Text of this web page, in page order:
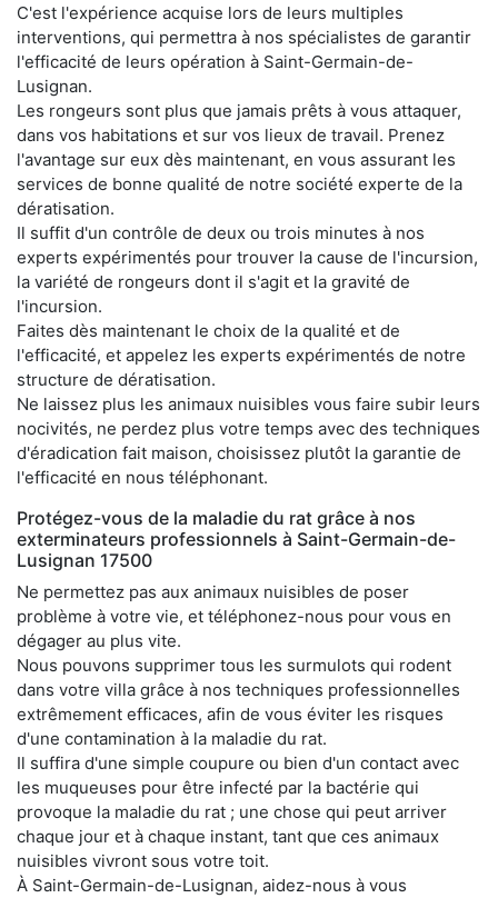
C'est l'expérience acquise lors de leurs multiples
interventions, qui permettra à nos spécialistes de garantir
l'efficacité de leurs opération à Saint-Germain-de-
Lusignan.
Les rongeurs sont plus que jamais prêts à vous attaquer,
dans vos habitations et sur vos lieux de travail. Prenez
l'avantage sur eux dès maintenant, en vous assurant les
services de bonne qualité de notre société experte de la
dératisation.
Il suffit d'un contrôle de deux ou trois minutes à nos
experts expérimentés pour trouver la cause de l'incursion,
la variété de rongeurs dont il s'agit et la gravité de
l'incursion.
Faites dès maintenant le choix de la qualité et de
l'efficacité, et appelez les experts expérimentés de notre
structure de dératisation.
Ne laissez plus les animaux nuisibles vous faire subir leurs
nocivités, ne perdez plus votre temps avec des techniques
d'éradication fait maison, choisissez plutôt la garantie de
l'efficacité en nous téléphonant.
Protégez-vous de la maladie du rat grâce à nos
exterminateurs professionnels à Saint-Germain-de-
Lusignan 17500
Ne permettez pas aux animaux nuisibles de poser
problème à votre vie, et téléphonez-nous pour vous en
dégager au plus vite.
Nous pouvons supprimer tous les surmulots qui rodent
dans votre villa grâce à nos techniques professionnelles
extrêmement efficaces, afin de vous éviter les risques
d'une contamination à la maladie du rat.
Il suffira d'une simple coupure ou bien d'un contact avec
les muqueuses pour être infecté par la bactérie qui
provoque la maladie du rat ; une chose qui peut arriver
chaque jour et à chaque instant, tant que ces animaux
nuisibles vivront sous votre toit.
À Saint-Germain-de-Lusignan, aidez-nous à vous